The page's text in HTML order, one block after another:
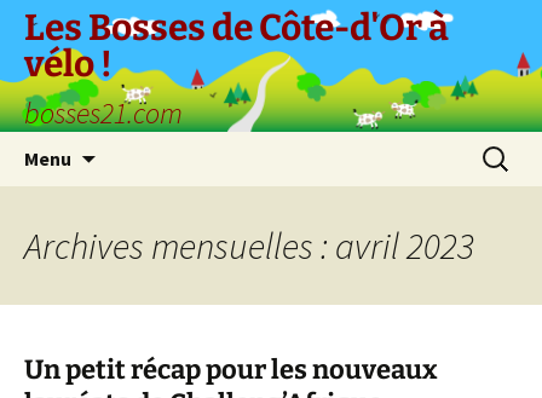
Aller
contenu
Les Bosses de Côte-d'Or à
vélo !
bosses21.com
Menu
Archives mensuelles : avril 2023
Un petit récap pour les nouveaux